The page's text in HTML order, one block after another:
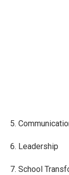
5.
6. Leadership
7. School